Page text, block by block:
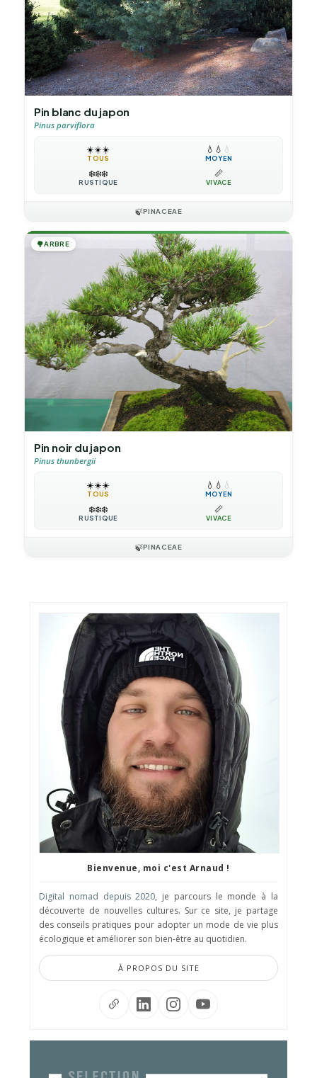
Pin blanc du japon
Pinus parviflora
☀️☀️☀️
TOUS
💧 💧 💧
MOYEN
❄️❄️❄️
RUSTIQUE
📏
VIVACE
🍃PINACEAE
🌳ARBRE
Pin noir du japon
Pinus thunbergii
☀️☀️☀️
TOUS
💧 💧 💧
MOYEN
❄️❄️❄️
RUSTIQUE
📏
VIVACE
🍃PINACEAE
Bienvenue, moi c'est Arnaud !
Digital nomad depuis 2020, je parcours le monde à la
découverte de nouvelles cultures. Sur ce site, je partage
des conseils pratiques pour adopter un mode de vie plus
écologique et améliorer son bien-être au quotidien.
À PROPOS DU SITE